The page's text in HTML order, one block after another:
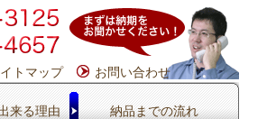
トマップ お問い合わせ
来る理由 納品までの流れ